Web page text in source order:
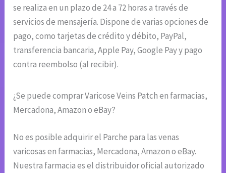
se realiza en un plazo de 24 a 72 horas a través de
servicios de mensajería. Dispone de varias opciones de
pago, como tarjetas de crédito y débito, PayPal,
transferencia bancaria, Apple Pay, Google Pay y pago
contra reembolso (al recibir).
¿Se puede comprar Varicose Veins Patch en farmacias,
Mercadona, Amazon o eBay?
No es posible adquirir el Parche para las venas
varicosas en farmacias, Mercadona, Amazon o eBay.
Nuestra farmacia es el distribuidor oficial autorizado